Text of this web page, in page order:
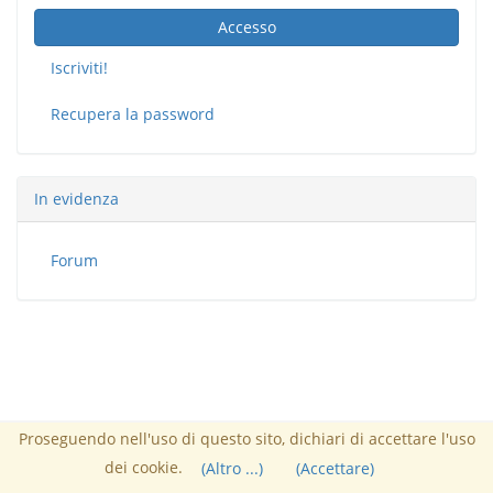
Proseguendo nell'uso di questo sito, dichiari di accettare l'uso
dei cookie.
(Altro ...) (Accettare)
Accesso
Iscriviti!
Recupera la password
In evidenza
Forum
Responsabile : Nucleo FUSS
Powered by Chamilo© 2026